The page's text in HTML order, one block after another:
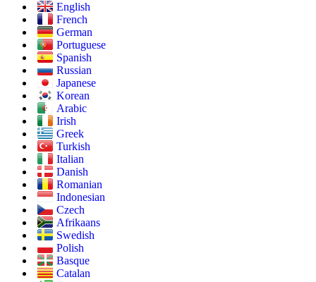
English
French
German
Portuguese
Spanish
Russian
Japanese
Korean
Arabic
Irish
Greek
Turkish
Italian
Danish
Romanian
Indonesian
Czech
Afrikaans
Swedish
Polish
Basque
Catalan